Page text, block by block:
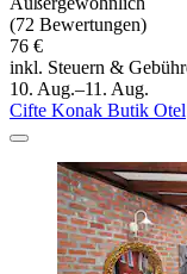
(72 Bewertungen)
76 €
inkl. Steuern &
10. Aug.–11. Aug.
Cifte Konak Butik Otel